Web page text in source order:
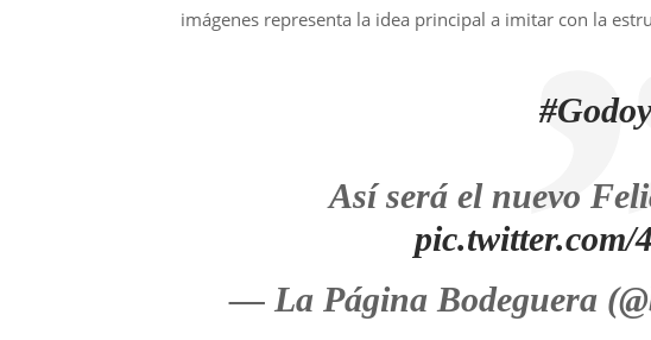
imágenes representa la idea principal a imitar con la
Así será el nuevo
pic.twitter.com/
— La Página Bodeguera